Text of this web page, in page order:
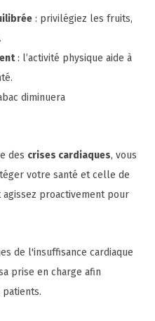
: privilégiez les fruits,
: l’activité physique aide à
diminuera
des crises cardiaques, vous
votre santé et celle de
proactivement pour